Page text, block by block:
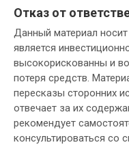
Отказ от
Данный материал
является
высокорискованны и
потеря средств.
пересказы сторонних
отвечает за их
рекомендует
консультироваться со